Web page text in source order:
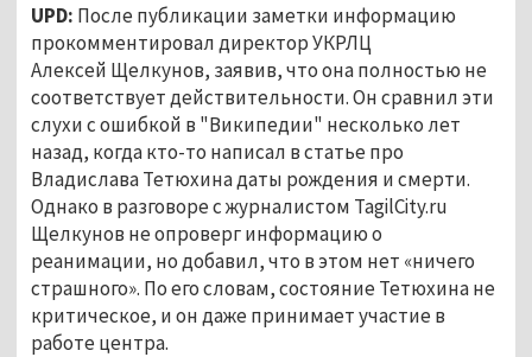
UPD: После публикации заметки информацию
прокомментировал директор УКРЛЦ
Алексей Щелкунов, заявив, что она полностью не
соответствует действительности. Он сравнил эти
слухи с ошибкой в "Википедии" несколько лет
назад, когда кто-то написал в статье про
Владислава Тетюхина даты рождения и смерти.
Однако в разговоре с журналистом TagilCity.ru
Щелкунов не опроверг информацию о
реанимации, но добавил, что в этом нет «ничего
страшного». По его словам, состояние Тетюхина не
критическое, и он даже принимает участие в
работе центра.